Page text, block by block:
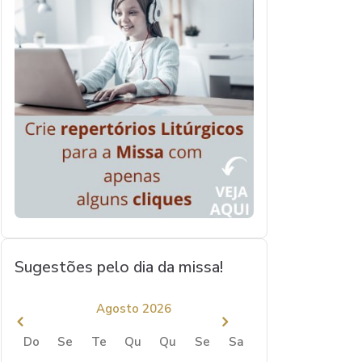
Sugestões pelo dia da missa!
Agosto 2026
Do Se Te Qu Qu Se
Sa